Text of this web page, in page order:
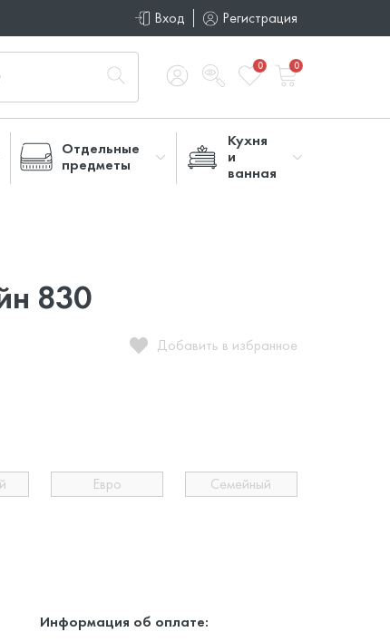
Вход Регистрация
0 0
Отдельные
предметы
Кухня
и
ванная
830
Добавить в избранное
Евро Семейный
Информация об оплате: